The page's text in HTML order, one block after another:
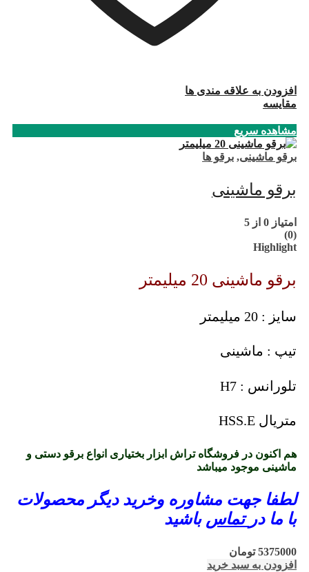
افزودن به علاقه مندی ها
مقایسه
مشاهده سریع
برقو ماشینی, برقو ها
برقو ماشینی
امتیاز 0 از 5
(0)
Highlight
برقو ماشینی 20 میلیمتر
سایز : 20 میلیمتر
تیپ : ماشینی
تلورانس : H7
متریال HSS.E
هم اکنون در فروشگاه تراش ابزار بختیاری انواع برقو دستی و
ماشینی موجود میباشد
لطفا جهت مشاوره وخرید دیگر محصولات
با ما در تماس باشید
5375000 تومان
افزودن به سبد خرید